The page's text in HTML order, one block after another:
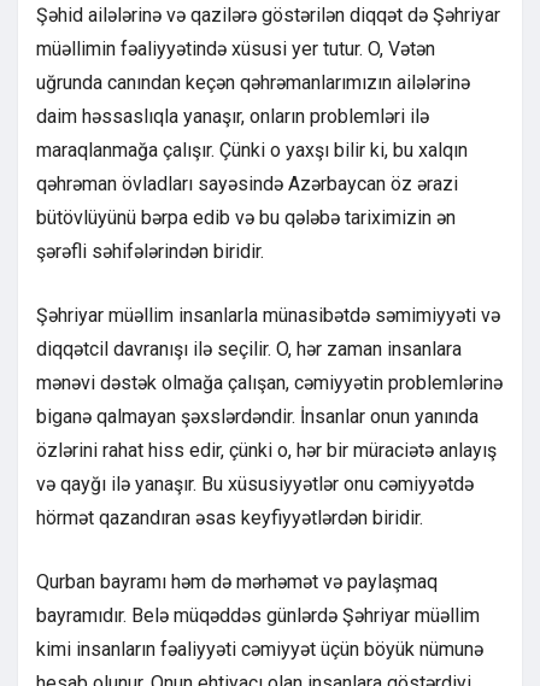
Şəhid ailələrinə və qazilərə göstərilən diqqət də Şəhriyar
müəllimin fəaliyyətində xüsusi yer tutur. O, Vətən
uğrunda canından keçən qəhrəmanlarımızın ailələrinə
daim həssaslıqla yanaşır, onların problemləri ilə
maraqlanmağa çalışır. Çünki o yaxşı bilir ki, bu xalqın
qəhrəman övladları sayəsində Azərbaycan öz ərazi
bütövlüyünü bərpa edib və bu qələbə tariximizin ən
şərəfli səhifələrindən biridir.
Şəhriyar müəllim insanlarla münasibətdə səmimiyyəti və
diqqətcil davranışı ilə seçilir. O, hər zaman insanlara
mənəvi dəstək olmağa çalışan, cəmiyyətin problemlərinə
biganə qalmayan şəxslərdəndir. İnsanlar onun yanında
özlərini rahat hiss edir, çünki o, hər bir müraciətə anlayış
və qayğı ilə yanaşır. Bu xüsusiyyətlər onu cəmiyyətdə
hörmət qazandıran əsas keyfiyyətlərdən biridir.
Qurban bayramı həm də mərhəmət və paylaşmaq
bayramıdır. Belə müqəddəs günlərdə Şəhriyar müəllim
kimi insanların fəaliyyəti cəmiyyət üçün böyük nümunə